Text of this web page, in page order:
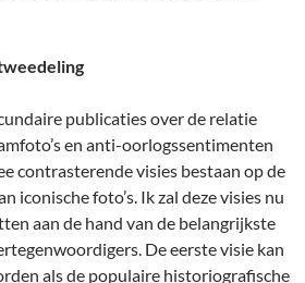
publicaties over de relatie
en anti-oorlogssentimenten
contrasterende visies bestaan op de
iconische foto’s. Ik zal deze visies nu
aan de hand van de belangrijkste
De eerste visie kan
als de populaire historiografische